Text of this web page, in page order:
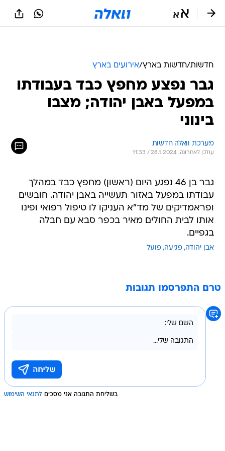
חדשות/חדשות בארץ/אירועים בארץ
גבר נפצע מחפץ כבד בעבודתו
במפעל באבן יהודה; מצבו
בינוני
מערכת וואלה חדשות
עודכן לאחרונה: 28.1.2024 / 11:33
גבר בן 46 נפגע היום (ראשון) מחפץ כבד במהלך
עבודתו במפעל באזור תעשייה באבן יהודה. חובשים
ופראמדיקים של מד"א העניקו לו טיפול רפואי ופינו
אותו לבית החולים מאיר בכפר סבא עם חבלה
בגפיים.
אבן יהודה פגיעה פועל
טרם התפרסמו תגובות
בשליחת התגובה אני מסכים לתנאי השימוש